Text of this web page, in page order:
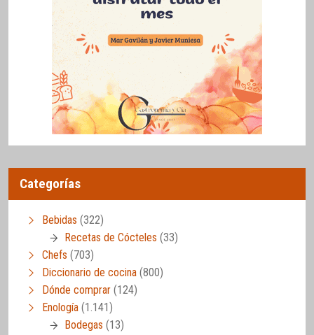
Categorías
Bebidas (322)
Recetas de Cócteles (33)
Chefs (703)
Diccionario de cocina (800)
Dónde comprar (124)
Enología (1.141)
Bodegas (13)